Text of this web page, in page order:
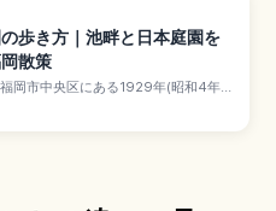
歩き方｜池畔と日本庭園を
散策
岡市中央区にある1929年(昭和4年)
をモデルに整備した都市公園で、福
用した国登録記念物です。池の周囲